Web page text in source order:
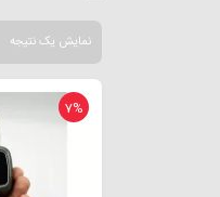
نمایش یک نتیجه
7%